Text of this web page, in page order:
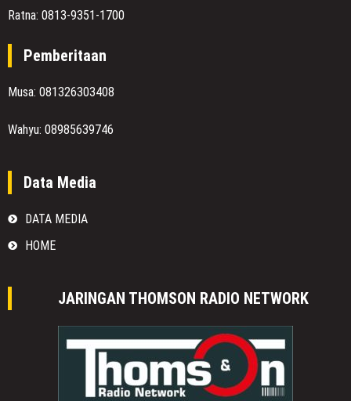
Ratna: 0813-9351-1700
Pemberitaan
Musa: 081326303408
Wahyu: 08985639746
Data Media
DATA MEDIA
HOME
JARINGAN THOMSON RADIO NETWORK